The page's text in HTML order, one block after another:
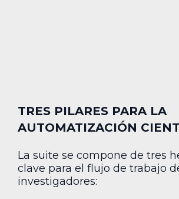
TRES PILARES PARA LA
AUTOMATIZACIÓN
La suite se compone de tres
clave para el flujo de trabajo
investigadores: